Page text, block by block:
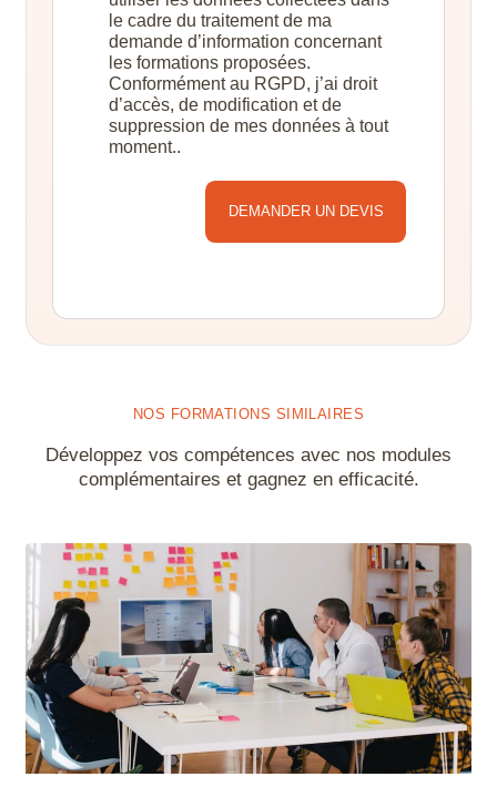
le cadre du traitement de ma
demande d’information concernant
les formations proposées.
Conformément au RGPD, j’ai droit
d’accès, de modification et de
suppression de mes données à tout
moment..
NOS FORMATIONS SIMILAIRES
Développez vos compétences avec nos modules
complémentaires et gagnez en efficacité.